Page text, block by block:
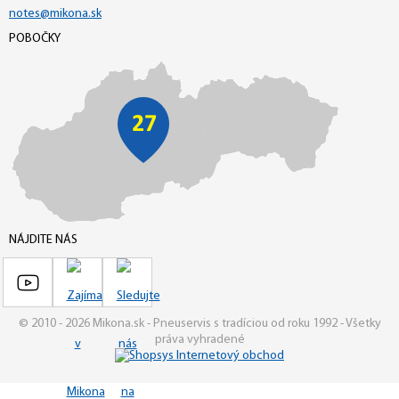
notes@mikona.sk
POBOČKY
NÁJDITE NÁS
© 2010 - 2026 Mikona.sk - Pneuservis s tradíciou od roku 1992 - Všetky
práva vyhradené